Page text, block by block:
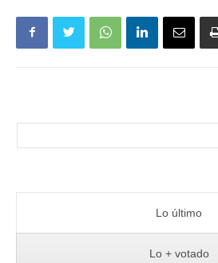
Lo último
Lo + votado